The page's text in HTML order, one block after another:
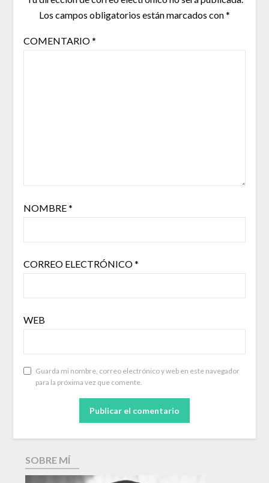
Los campos obligatorios están marcados con*
COMENTARIO*
NOMBRE*
CORREO ELECTRÓNICO*
WEB
Guarda mi nombre, correo electrónico y web en este navegador
para la próxima vez que comente.
SOBRE MÍ